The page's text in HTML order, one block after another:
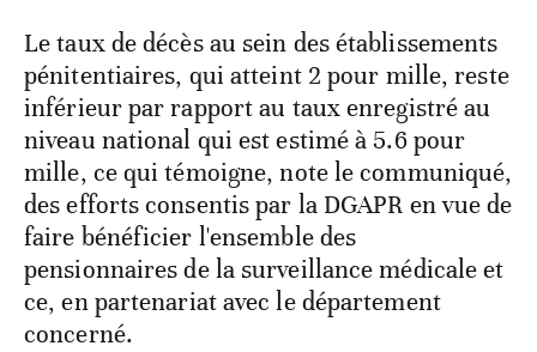
Le taux de décès au sein des établissements
pénitentiaires, qui atteint 2 pour mille, reste
inférieur par rapport au taux enregistré au
niveau national qui est estimé à 5.6 pour
mille, ce qui témoigne, note le communiqué,
des efforts consentis par la DGAPR en vue de
faire bénéficier l'ensemble des
pensionnaires de la surveillance médicale et
ce, en partenariat avec le département
concerné.